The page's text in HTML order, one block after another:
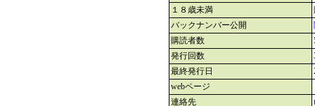
１８歳未満
バックナンバー公開
購読者数
発行回数
最終発行日
webページ
連絡先